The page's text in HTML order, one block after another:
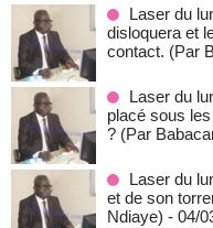
Laser du
disloquera et
contact. (Par
Laser du
placé sous
? (Par
Laser du
et de son
Ndiaye) - 04/